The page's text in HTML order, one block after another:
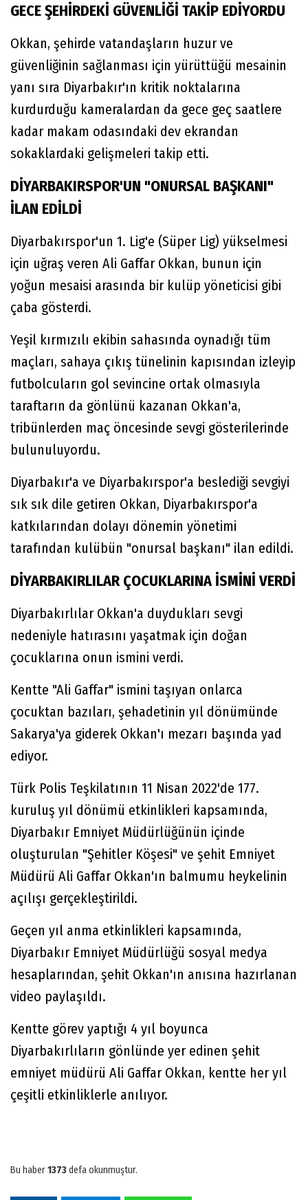
GECE ŞEHİRDEKİ GÜVENLİĞİ TAKİP EDİYORDU
Okkan, şehirde vatandaşların huzur ve
güvenliğinin sağlanması için yürüttüğü mesainin
yanı sıra Diyarbakır'ın kritik noktalarına
kurdurduğu kameralardan da gece geç saatlere
kadar makam odasındaki dev ekrandan
sokaklardaki gelişmeleri takip etti.
DİYARBAKIRSPOR'UN "ONURSAL BAŞKANI"
İLAN EDİLDİ
Diyarbakırspor'un 1. Lig'e (Süper Lig) yükselmesi
için uğraş veren Ali Gaffar Okkan, bunun için
yoğun mesaisi arasında bir kulüp yöneticisi gibi
çaba gösterdi.
Yeşil kırmızılı ekibin sahasında oynadığı tüm
maçları, sahaya çıkış tünelinin kapısından izleyip
futbolcuların gol sevincine ortak olmasıyla
taraftarın da gönlünü kazanan Okkan'a,
tribünlerden maç öncesinde sevgi gösterilerinde
bulunuluyordu.
Diyarbakır'a ve Diyarbakırspor'a beslediği sevgiyi
sık sık dile getiren Okkan, Diyarbakırspor'a
katkılarından dolayı dönemin yönetimi
tarafından kulübün "onursal başkanı" ilan edildi.
DİYARBAKIRLILAR ÇOCUKLARINA İSMİNİ VERDİ
Diyarbakırlılar Okkan'a duydukları sevgi
nedeniyle hatırasını yaşatmak için doğan
çocuklarına onun ismini verdi.
Kentte "Ali Gaffar" ismini taşıyan onlarca
çocuktan bazıları, şehadetinin yıl dönümünde
Sakarya'ya giderek Okkan'ı mezarı başında yad
ediyor.
Türk Polis Teşkilatının 11 Nisan 2022'de 177.
kuruluş yıl dönümü etkinlikleri kapsamında,
Diyarbakır Emniyet Müdürlüğünün içinde
oluşturulan "Şehitler Köşesi" ve şehit Emniyet
Müdürü Ali Gaffar Okkan'ın balmumu heykelinin
açılışı gerçekleştirildi.
Geçen yıl anma etkinlikleri kapsamında,
Diyarbakır Emniyet Müdürlüğü sosyal medya
hesaplarından, şehit Okkan'ın anısına hazırlanan
video paylaşıldı.
Kentte görev yaptığı 4 yıl boyunca
Diyarbakırlıların gönlünde yer edinen şehit
emniyet müdürü Ali Gaffar Okkan, kentte her yıl
çeşitli etkinliklerle anılıyor.
Bu haber1373defa okunmuştur.